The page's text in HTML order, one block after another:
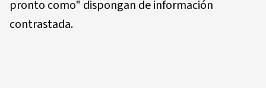
pronto como" dispongan de información
contrastada.